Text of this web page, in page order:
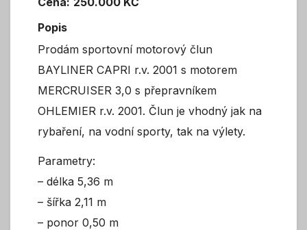
Popis
Prodám sportovní motorový člun
BAYLINER CAPRI r.v. 2001 s motorem
MERCRUISER 3,0 s přepravníkem
OHLEMIER r.v. 2001. Člun je vhodný jak na
rybaření, na vodní sporty, tak na výlety.
Parametry:
– délka 5,36 m
– šířka 2,11 m
– ponor 0,50 m